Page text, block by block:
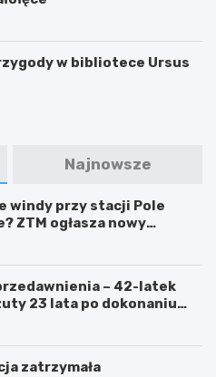
w bibliotece Ursus
Najnowsze
windy przy stacji Pole
ZTM ogłasza nowy
– 42-latek
23 lata po dokonaniu
zatrzymała